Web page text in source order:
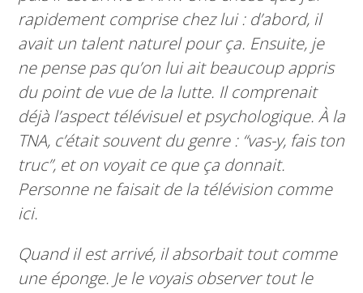
rapidement comprise chez lui : d’abord, il
avait un talent naturel pour ça. Ensuite, je
ne pense pas qu’on lui ait beaucoup appris
du point de vue de la lutte. Il comprenait
déjà l’aspect télévisuel et psychologique. À la
TNA, c’était souvent du genre : “vas-y, fais ton
truc”, et on voyait ce que ça donnait.
Personne ne faisait de la télévision comme
ici.
Quand il est arrivé, il absorbait tout comme
une éponge. Je le voyais observer tout le